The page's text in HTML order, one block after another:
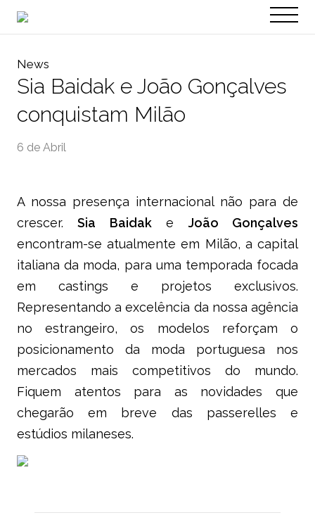
EN
News
Sia Baidak e João Gonçalves
conquistam Milão
6 de Abril
A nossa presença internacional não para de
crescer.Sia Baidake João Gonçalves
encontram-se atualmente em Milão, a capital
italiana da moda, para uma temporada focada
em castings e projetos exclusivos.
Representando a excelência da nossa agência
no estrangeiro, os modelos reforçam o
posicionamento da moda portuguesa nos
mercados mais competitivos do mundo.
Fiquem atentos para as novidades que
chegarão em breve das passerelles e
estúdios milaneses.